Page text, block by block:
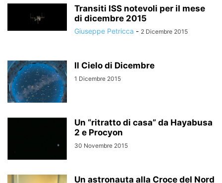
Transiti ISS notevoli per il mese
di dicembre 2015
Giuseppe Petricca - 2 Dicembre 2015
Il Cielo di Dicembre
1 Dicembre 2015
Un “ritratto di casa” da Hayabusa
2 e Procyon
30 Novembre 2015
Un astronauta alla Croce del Nord